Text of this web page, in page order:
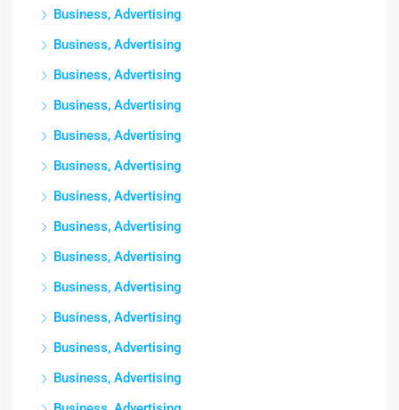
Business, Advertising
Business, Advertising
Business, Advertising
Business, Advertising
Business, Advertising
Business, Advertising
Business, Advertising
Business, Advertising
Business, Advertising
Business, Advertising
Business, Advertising
Business, Advertising
Business, Advertising